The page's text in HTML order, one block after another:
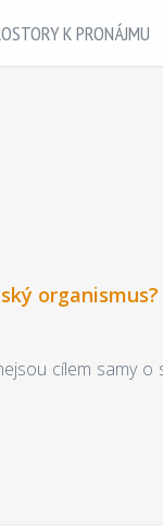
K PRONÁJMU
organismus?
cílem samy o